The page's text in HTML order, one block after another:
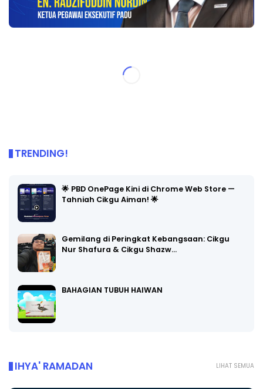
TRENDING!
🌟 PBD OnePage Kini di Chrome Web Store —
Tahniah Cikgu Aiman! 🌟
Gemilang di Peringkat Kebangsaan: Cikgu
Nur Shafura & Cikgu Shazw…
BAHAGIAN TUBUH HAIWAN
LIHAT SEMUA
IHYA' RAMADAN